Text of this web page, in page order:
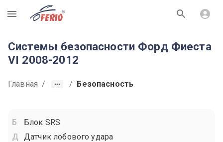
R
Системы безопасности Форд Фиеста
VI 2008-2012
Главная / / Безопасность
Блок SRS
Датчик лобового удара